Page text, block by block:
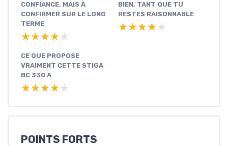
CONFIANCE, MAIS À
CONFIRMER SUR LE LONG
TERME
★★★★★
★★★★★
BIEN, TANT QUE TU
RESTES RAISONNABLE
★★★★★
★★★★★
CE QUE PROPOSE
VRAIMENT CETTE STIGA
BC 330 A
★★★★★
★★★★★
POINTS FORTS